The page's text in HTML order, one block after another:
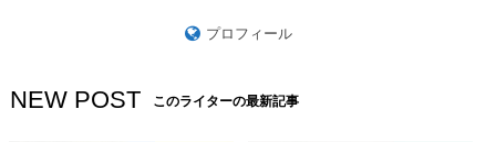
プロフィール
NEW POST このライターの最新記事